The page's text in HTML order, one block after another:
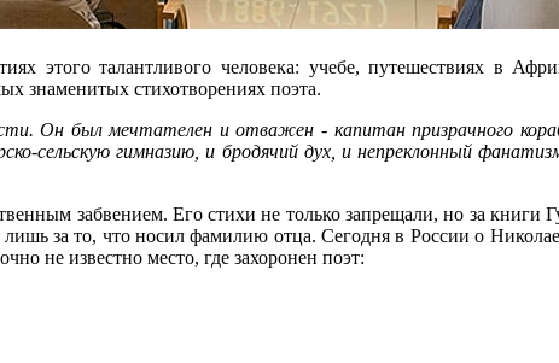
этого талантливого человека: учебе, путешествиях в
знаменитых стихотворениях поэта.
Он был мечтателен и отважен - капитан призрачного
сельскую гимназию, и бродячий дух, и непреклонный
забвением. Его стихи не только запрещали, но за книги
за то, что носил фамилию отца. Сегодня в России о
не известно место, где захоронен поэт: